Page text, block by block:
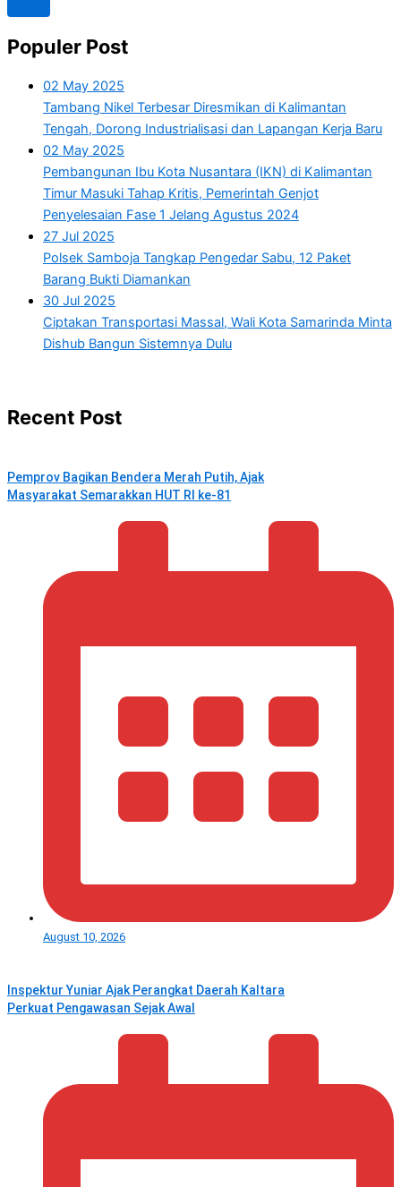
Populer Post
02 May 2025
Tambang Nikel Terbesar Diresmikan di Kalimantan
Tengah, Dorong Industrialisasi dan Lapangan Kerja Baru
02 May 2025
Pembangunan Ibu Kota Nusantara (IKN) di Kalimantan
Timur Masuki Tahap Kritis, Pemerintah Genjot
Penyelesaian Fase 1 Jelang Agustus 2024
27 Jul 2025
Polsek Samboja Tangkap Pengedar Sabu, 12 Paket
Barang Bukti Diamankan
30 Jul 2025
Ciptakan Transportasi Massal, Wali Kota Samarinda Minta
Dishub Bangun Sistemnya Dulu
Recent Post
Pemprov Bagikan Bendera Merah Putih, Ajak
Masyarakat Semarakkan HUT RI ke-81
August 10, 2026
Inspektur Yuniar Ajak Perangkat Daerah Kaltara
Perkuat Pengawasan Sejak Awal